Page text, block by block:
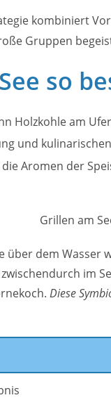
kombiniert
Gruppen
so
Holzkohle am
und
Aromen der
über dem Wasser
im
Diese